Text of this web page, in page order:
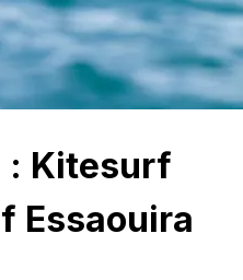
: Kitesurf
Essaouira